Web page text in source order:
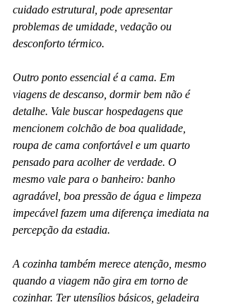
cuidado estrutural, pode apresentar
problemas de umidade, vedação ou
desconforto térmico.
Outro ponto essencial é a cama. Em
viagens de descanso, dormir bem não é
detalhe. Vale buscar hospedagens que
mencionem colchão de boa qualidade,
roupa de cama confortável e um quarto
pensado para acolher de verdade. O
mesmo vale para o banheiro: banho
agradável, boa pressão de água e limpeza
impecável fazem uma diferença imediata na
percepção da estadia.
A cozinha também merece atenção, mesmo
quando a viagem não gira em torno de
cozinhar. Ter utensílios básicos, geladeira